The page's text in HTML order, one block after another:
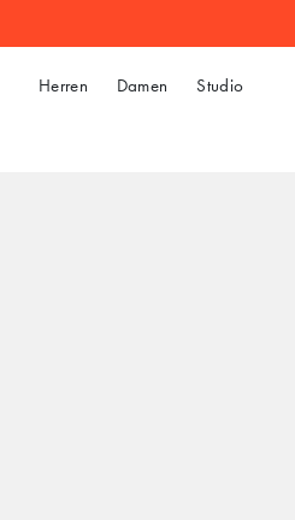
Herren Damen Studio